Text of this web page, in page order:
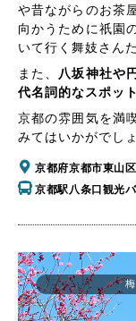
や昔ながらのお茶
向かうために祇園
いて行く舞妓さん
また、
八坂神社や
代名詞的なスポッ
京都の雰囲気を満
みてはいかがでし
京都府京都市東山区
京都駅八条口観光